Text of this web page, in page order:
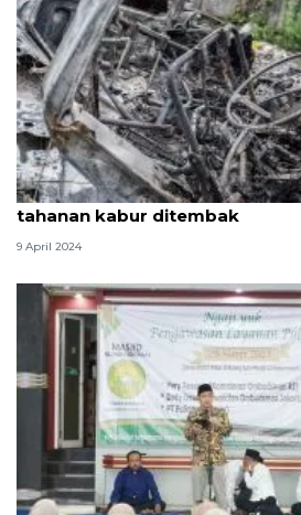
Hukum kemarin, kecelakaan di
tahanan kabur ditembak
9 April 2024